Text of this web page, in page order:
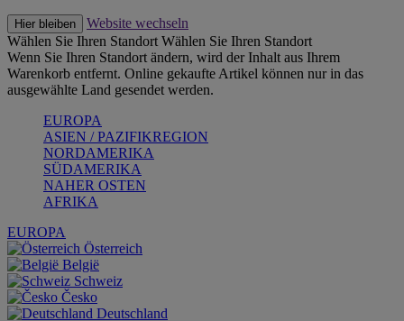
Hier bleiben
Website wechseln
Wählen Sie Ihren Standort Wählen Sie Ihren Standort
Wenn Sie Ihren Standort ändern, wird der Inhalt aus Ihrem
Warenkorb entfernt. Online gekaufte Artikel können nur in das
ausgewählte Land gesendet werden.
EUROPA
ASIEN / PAZIFIKREGION
NORDAMERIKA
SÜDAMERIKA
NAHER OSTEN
AFRIKA
EUROPA
Österreich
België
Schweiz
Česko
Deutschland